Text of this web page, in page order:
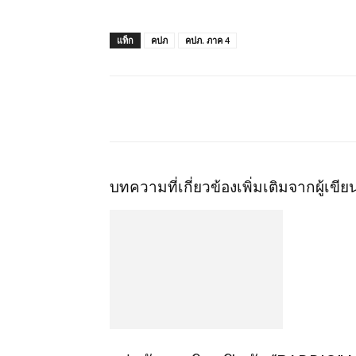
แท็ก คปภ คปภ. ภาค 4
บทความที่เกี่ยวข้องเพิ่มเติมจากผู้เขีย